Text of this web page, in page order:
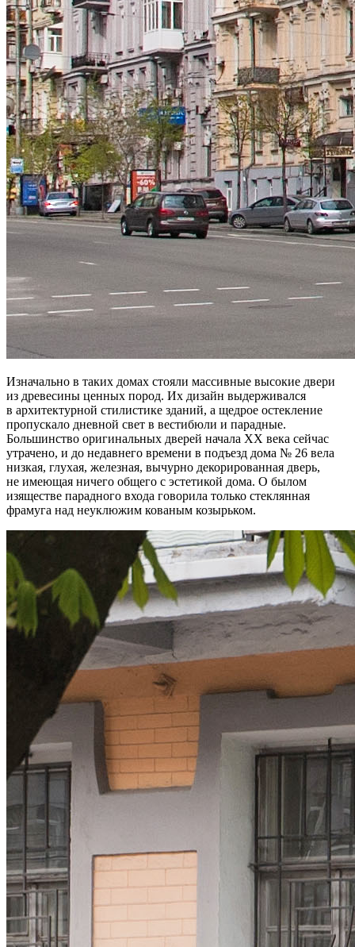
Изначально в таких домах стояли массивные высокие двери
из древесины ценных пород. Их дизайн выдерживался
в архитектурной стилистике зданий, а щедрое остекление
пропускало дневной свет в вестибюли и парадные.
Большинство оригинальных дверей начала XX века сейчас
утрачено, и до недавнего времени в подъезд дома № 26 вела
низкая, глухая, железная, вычурно декорированная дверь,
не имеющая ничего общего с эстетикой дома. О былом
изяществе парадного входа говорила только стеклянная
фрамуга над неуклюжим кованым козырьком.